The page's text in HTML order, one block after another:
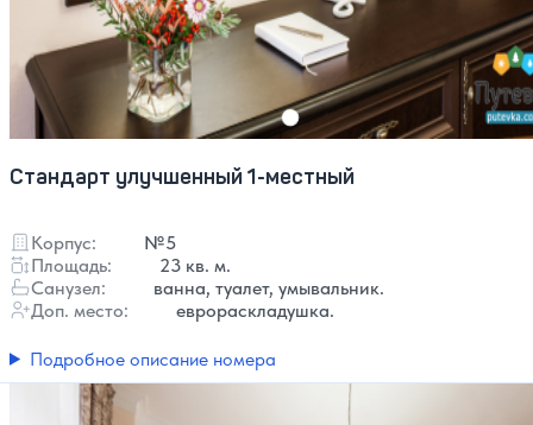
Стандарт улучшенный 1-местный
Корпус:
№5
Площадь:
23 кв. м.
Санузел:
ванна, туалет, умывальник.
Доп. место:
еврораскладушка.
Подробное описание номера